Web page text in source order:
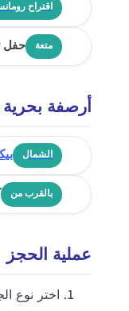
اقتراح
متعة حفل
أرصفة
الشمال
بالقرب من
عملية الحجز
اختر نوع